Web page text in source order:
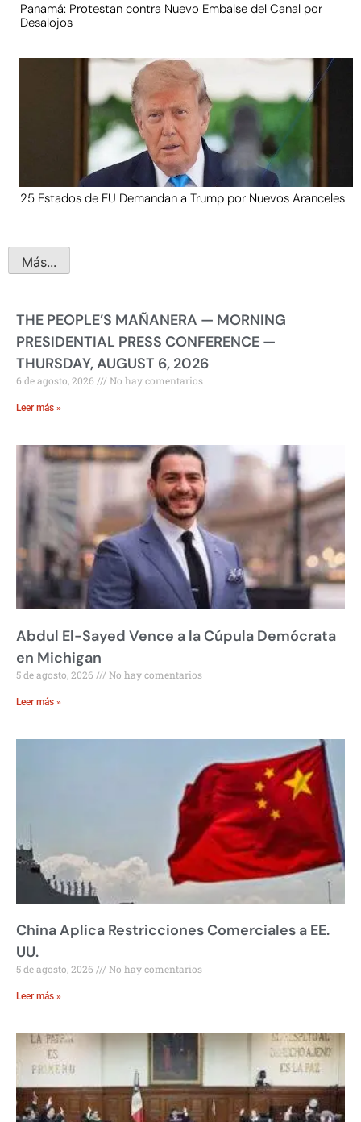
Panamá: Protestan contra Nuevo Embalse del Canal por
Desalojos
25 Estados de EU Demandan a Trump por Nuevos Aranceles
Más...
THE PEOPLE’S MAÑANERA — MORNING
PRESIDENTIAL PRESS CONFERENCE —
THURSDAY, AUGUST 6, 2026
6 de agosto, 2026 No hay comentarios
Leer más »
Abdul El-Sayed Vence a la Cúpula Demócrata
en Michigan
5 de agosto, 2026 No hay comentarios
Leer más »
China Aplica Restricciones Comerciales a EE.
UU.
5 de agosto, 2026 No hay comentarios
Leer más »